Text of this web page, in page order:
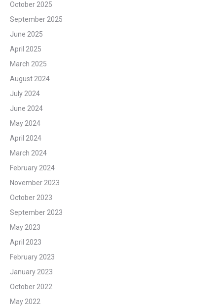
October 2025
September 2025
June 2025
April 2025
March 2025
August 2024
July 2024
June 2024
May 2024
April 2024
March 2024
February 2024
November 2023
October 2023
September 2023
May 2023
April 2023
February 2023
January 2023
October 2022
May 2022